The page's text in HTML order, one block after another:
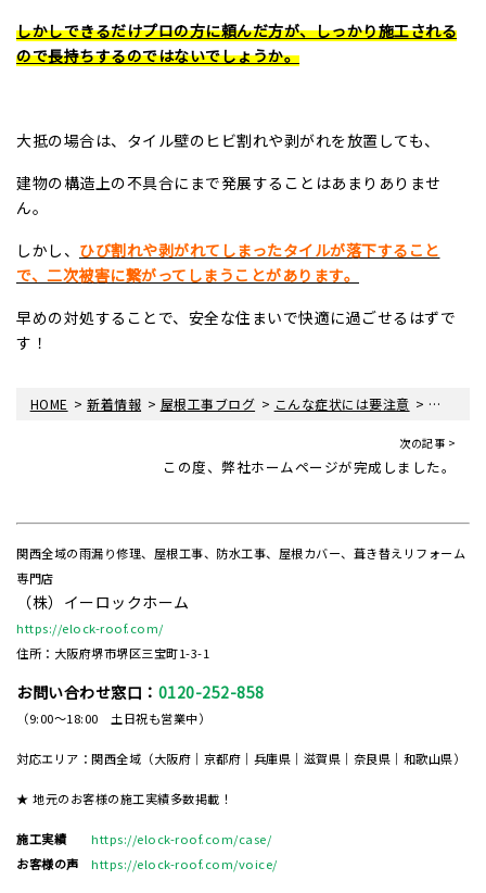
しかしできるだけプロの方に頼んだ方が、しっかり施工される
ので長持ちするのではないでしょうか。
大抵の場合は、タイル壁のヒビ割れや剥がれを放置しても、
建物の構造上の不具合にまで発展することはあまりありませ
ん。
しかし、 ひび割れや剥がれてしまったタイルが落下すること
で、二次被害に繋がってしまうことがあります。
早めの対処することで、安全な住まいで快適に過ごせるはずで
す！
HOME >新着情報 > 屋根工事ブログ > こんな症状には要注意 > 外壁タ
次の記事 >
この度、弊社ホームページが完成しました。
関西全域の雨漏り修理、屋根工事、防水工事、屋根カバー、葺き替えリフォーム
専門店
（株）イーロックホーム
https://elock-roof.com/
住所：大阪府堺市堺区三宝町1-3-1
お問い合わせ窓口： 0120-252-858
（9:00～18:00 土日祝も営業中）
対応エリア：関西全域（大阪府｜京都府｜兵庫県｜滋賀県｜奈良県｜和歌山県）
★ 地元のお客様の施工実績多数掲載！
施工実績
https://elock-roof.com/case/
お客様の声
https://elock-roof.com/voice/